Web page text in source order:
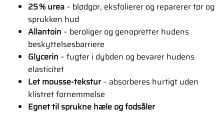
25 % urea – blødgør, eksfolierer og reparerer tør og
sprukken hud
Allantoin – beroliger og genopretter hudens
beskyttelsesbarriere
Glycerin – fugter i dybden og bevarer hudens
elasticitet
Let mousse-tekstur – absorberes hurtigt uden
klistret fornemmelse
Egnet til sprukne hæle og fodsåler